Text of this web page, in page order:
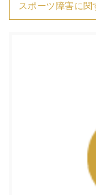
スポーツ障害に